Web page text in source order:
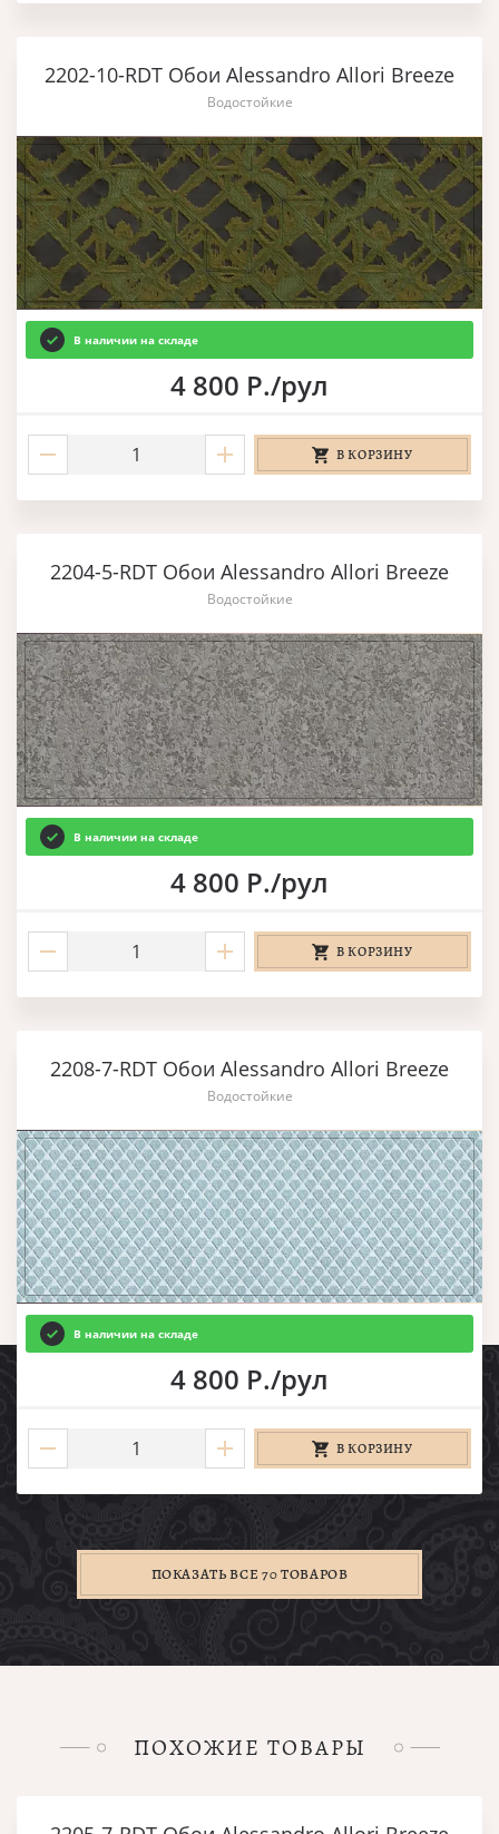
2202-10-RDT Обои Alessandro Allori Breeze
Водостойкие
В наличии на складе
4 800 Р./рул
В КОРЗИНУ
2204-5-RDT Обои Alessandro Allori Breeze
Водостойкие
В наличии на складе
4 800 Р./рул
В КОРЗИНУ
2208-7-RDT Обои Alessandro Allori Breeze
Водостойкие
В наличии на складе
4 800 Р./рул
В КОРЗИНУ
ПОКАЗАТЬ ВСЕ 70 ТОВАРОВ
ПОХОЖИЕ ТОВАРЫ